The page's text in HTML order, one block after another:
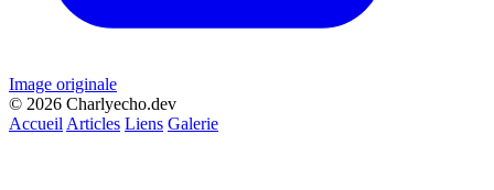
Image originale
© 2026 Charlyecho.dev
Accueil Articles Liens Galerie